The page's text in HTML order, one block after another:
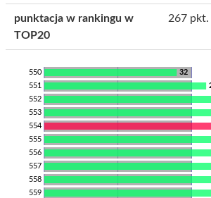
punktacja w rankingu w
TOP20
267 pkt.
32
550
551
552
553
554
555
556
557
558
559